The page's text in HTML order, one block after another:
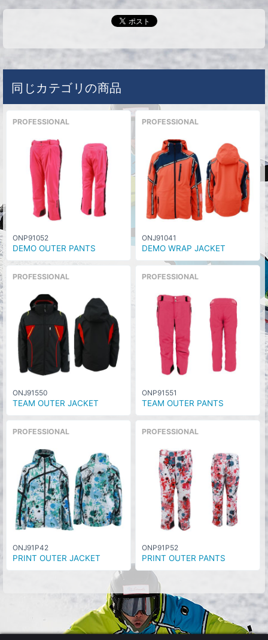
同じカテゴリの商品
PROFESSIONAL
ONP91052
DEMO OUTER PANTS
PROFESSIONAL
ONJ91041
DEMO WRAP JACKET
PROFESSIONAL
ONJ91550
TEAM OUTER JACKET
PROFESSIONAL
ONP91551
TEAM OUTER PANTS
PROFESSIONAL
ONJ91P42
PRINT OUTER JACKET
PROFESSIONAL
ONP91P52
PRINT OUTER PANTS